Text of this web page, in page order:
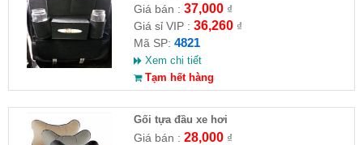
Giá bán : 37,000₫
Giá sỉ VIP : 36,260₫
Mã SP: 4821
Xem chi tiết
Tạm hết hàng
Gối tựa đầu xe hơi
Giá bán : 28,000₫